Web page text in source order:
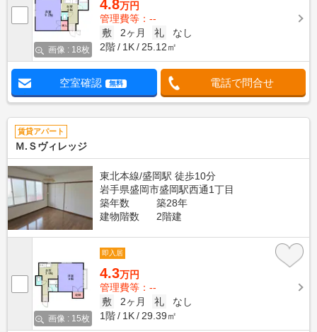
画像 : 18枚
4.8万円
管理費等：--
敷
2ヶ月 礼
なし
2階
1K 25.12㎡
空室確認 無料 電話で問合せ
賃貸アパート
Ｍ.Ｓヴィレッジ
東北本線/盛岡駅 徒歩10分
岩手県盛岡市盛岡駅西通1丁目
築年数
築28年
建物階数
2階建
画像 : 15枚
即入居
4.3万円
管理費等：--
敷
2ヶ月 礼
なし
1階
1K 29.39㎡